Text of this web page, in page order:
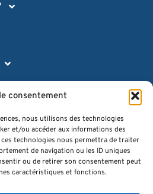
consentement
nous utilisons des technologies
et/ou accéder aux informations des
technologies nous permettra de traiter
de navigation ou les ID uniques
ou de retirer son consentement peut
caractéristiques et fonctions.